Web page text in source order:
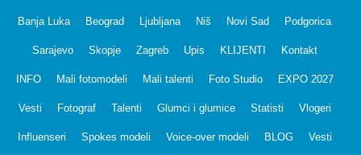
Banja Luka Beograd Ljubljana Niš Novi Sad Podgorica
Sarajevo Skopje Zagreb Upis KLIJENTI Kontakt
INFO Mali fotomodeli Mali talenti Foto Studio EXPO 2027
Vesti Fotograf Talenti Glumci i glumice Statisti Vlogeri
Influenseri Spokes modeli Voice-over modeli BLOG Vesti